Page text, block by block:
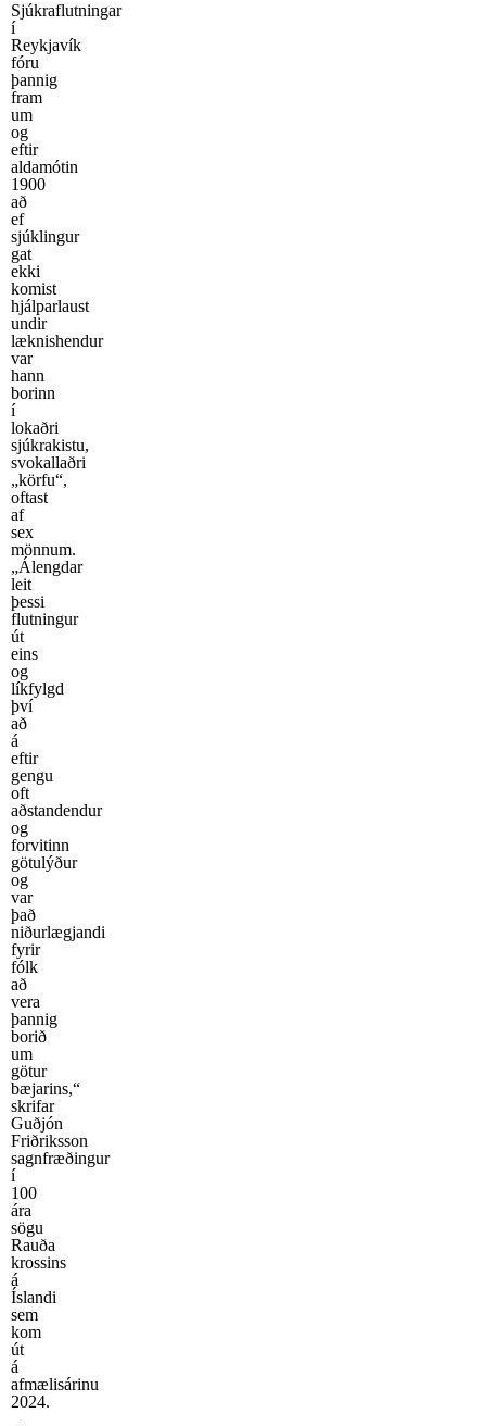
Sjúkraflutningar
í
Reykjavík
fóru
þannig
fram
um
og
eftir
aldamótin
1900
að
ef
sjúklingur
gat
ekki
komist
hjálparlaust
undir
læknishendur
var
hann
borinn
í
lokaðri
sjúkrakistu,
svokallaðri
„körfu“,
oftast
af
sex
mönnum.
„Álengdar
leit
þessi
flutningur
út
eins
og
líkfylgd
því
að
á
eftir
gengu
oft
aðstandendur
og
forvitinn
götulýður
og
var
það
niðurlægjandi
fyrir
fólk
að
vera
þannig
borið
um
götur
bæjarins,“
skrifar
Guðjón
Friðriksson
sagnfræðingur
í
100
ára
sögu
Rauða
krossins
á
Íslandi
sem
kom
út
á
afmælisárinu
2024.